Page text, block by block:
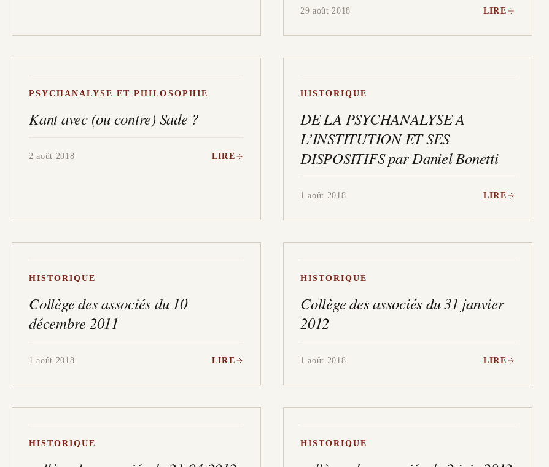
29 août 2018 LIRE
PSYCHANALYSE ET PHILOSOPHIE
Kant avec (ou contre) Sade ?
2 août 2018 LIRE
HISTORIQUE
DE LA PSYCHANALYSE A
L’INSTITUTION ET SES
DISPOSITIFS par Daniel Bonetti
1 août 2018 LIRE
HISTORIQUE
Collège des associés du 10
décembre 2011
1 août 2018 LIRE
HISTORIQUE
Collège des associés du 31 janvier
2012
1 août 2018 LIRE
HISTORIQUE HISTORIQUE